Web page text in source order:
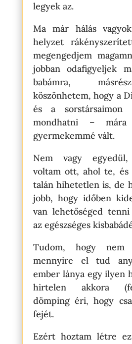
legyek az.
Ma már hálás
helyzet
megengedjem
jobban odafigyeljek
babámra,
köszönhetem, hogy a
és a
mondhatni –
gyermekemmé vált.
Nem vagy egyedül,
voltam ott, ahol te, és
talán hihetetlen is, de
jobb, hogy időben
van lehetőséged
az egészséges
Tudom, hogy nem
mennyire el tud
ember lánya egy ilyen
hirtelen akkora
dömping éri, hogy
fejét.
Ezért hoztam létre